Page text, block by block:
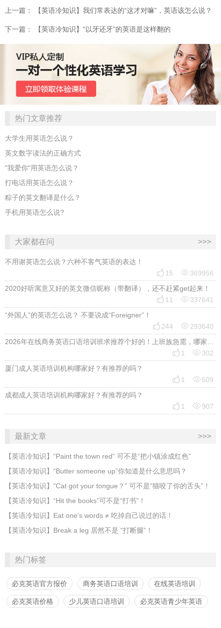
上一篇： 【英语冷知识】我们常表达的“这才对嘛”，英语该怎么说？
下一篇： 【英语冷知识】“以牙还牙”的英语是这样翻的
热门文章推荐
大学生用英语怎么说？
英文数字读法的正确方式
"我爱你"用英语怎么说？
打电话用英语怎么说？
粽子的英文翻译是什么？
手机用英语怎么说?
大家都在问 >>>
不用谢英语怎么说？六种不客气英语的表达！
 15 369956
2020好听寓意又好的英文微信昵称（带翻译），还不赶紧get起来！
 11 337641
“外国人”的英语怎么说？ 不要说成“Foreigner”！
 244 293640
2026年在线商务英语口语培训班求推荐个好的！上班族急需，哪家好？
 1 302
厦门成人英语培训机构哪家好？有推荐的吗？
 1 509
成都成人英语培训机构哪家好？有推荐的吗？
 1 907
最新文章 >>>
​【英语冷知识】“Paint the town red” 可不是“把小镇涂成红色”
【英语冷知识】“Butter someone up”你知道是什么意思吗？
​【英语冷知识】“Cat got your tongue？” 可不是“猫咬了你的舌头”！
​【英语冷知识】“Hit the books”可不是“打书”！
【英语冷知识】Eat one’s words ≠ 吃掉自己说过的话！
【英语冷知识】Break a leg 居然不是 “打断腿”！
热门标签
必克英语官方报价 商务英语口语培训 在线英语培训
必克英语价格 少儿英语口语培训 必克英语青少年英语